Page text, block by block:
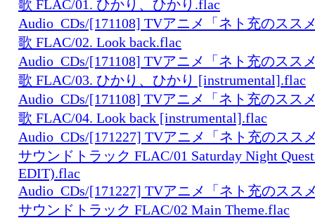
歌 FLAC/01. ひかり、ひかり.flac
Audio_CDs/[171108] TVアニメ「ネト充のスス
歌 FLAC/02. Look back.flac
Audio_CDs/[171108] TVアニメ「ネト充のスス
歌 FLAC/03. ひかり、ひかり [instrumental].flac
Audio_CDs/[171108] TVアニメ「ネト充のスス
歌 FLAC/04. Look back [instrumental].flac
Audio_CDs/[171227] TVアニメ「ネト充のスス
サウンドトラック FLAC/01 Saturday Night
EDIT).flac
Audio_CDs/[171227] TVアニメ「ネト充のスス
サウンドトラック FLAC/02 Main Theme.flac